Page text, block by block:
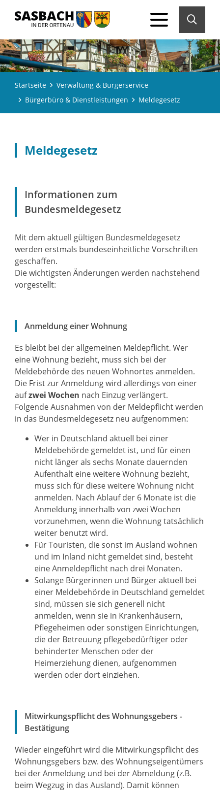
Startseite
Verwaltung & Bürgerservice
Bürgerbüro & Dienstleistungen
Meldegesetz
Meldegesetz
Informationen zum
Bundesmeldegesetz
Mit dem aktuell gültigen Bundesmeldegesetz
werden erstmals bundeseinheitliche Vorschriften
geschaffen.
Die wichtigsten Änderungen werden nachstehend
vorgestellt:
Anmeldung einer Wohnung
Es bleibt bei der allgemeinen Meldepflicht. Wer
eine Wohnung bezieht, muss sich bei der
Meldebehörde des neuen Wohnortes anmelden.
Die Frist zur Anmeldung wird allerdings von einer
aufzwei Wochen nach Einzug verlängert.
Folgende Ausnahmen von der Meldepflicht werden
in das Bundesmeldegesetz neu aufgenommen:
Wer in Deutschland aktuell bei einer
Meldebehörde gemeldet ist, und für einen
nicht länger als sechs Monate dauernden
Aufenthalt eine weitere Wohnung bezieht,
muss sich für diese weitere Wohnung nicht
anmelden. Nach Ablauf der 6 Monate ist die
Anmeldung innerhalb von zwei Wochen
vorzunehmen, wenn die Wohnung tatsächlich
weiter benutzt wird.
Für Touristen, die sonst im Ausland wohnen
und im Inland nicht gemeldet sind, besteht
eine Anmeldepflicht nach drei Monaten.
Solange Bürgerinnen und Bürger aktuell bei
einer Meldebehörde in Deutschland gemeldet
sind, müssen sie sich generell nicht
anmelden, wenn sie in Krankenhäusern,
Pflegeheimen oder sonstigen Einrichtungen,
die der Betreuung pflegebedürftiger oder
behinderter Menschen oder der
Heimerziehung dienen, aufgenommen
werden oder dort einziehen.
Mitwirkungspflicht des Wohnungsgebers -
Bestätigung
Wieder eingeführt wird die Mitwirkungspflicht des
Wohnungsgebers bzw. des Wohnungseigentümers
bei der Anmeldung und bei der Abmeldung (z.B.
beim Wegzug in das Ausland). Damit können